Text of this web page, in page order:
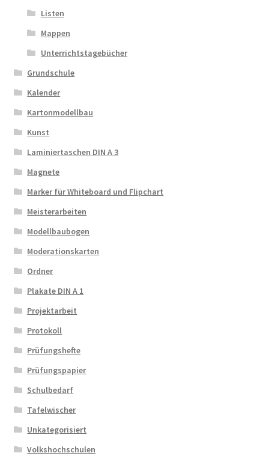
Listen
Mappen
Unterrichtstagebücher
Grundschule
Kalender
Kartonmodellbau
Kunst
Laminiertaschen DIN A 3
Magnete
Marker für Whiteboard und Flipchart
Meisterarbeiten
Modellbaubogen
Moderationskarten
Ordner
Plakate DIN A 1
Projektarbeit
Protokoll
Prüfungshefte
Prüfungspapier
Schulbedarf
Tafelwischer
Unkategorisiert
Volkshochschulen